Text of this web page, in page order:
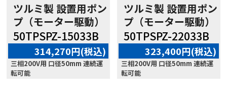
ツルミ製 設置用ポン
プ（モーター駆動）
50TPSPZ-15033B
314,270円(税込)
三相200V用 口径50mm 連続運
転可能
ツルミ製 設置用ポン
プ（モーター駆動）
50TPSPZ-22033B
323,400円(税込)
三相200V用 口径50mm 連続運
転可能